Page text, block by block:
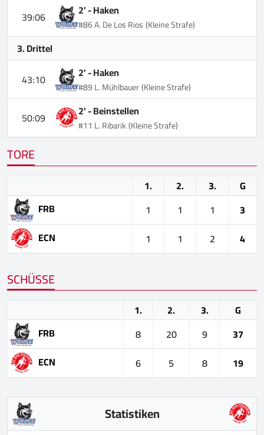
39:06
2' -Haken
#86 A. De Los Rios(Kleine Strafe)
3. Drittel
43:10
2' -Haken
#89 L. Mühlbauer(Kleine Strafe)
50:09 2' -Beinstellen
#11 L. Ribarik(Kleine Strafe)
TORE
1. 2. 3.
G
FRB
1 1 1
3
ECN
1 1 2 4
SCHÜSSE
1. 2. 3.
G
FRB
8 20 9
37
ECN
6 5 8 19
Statistiken